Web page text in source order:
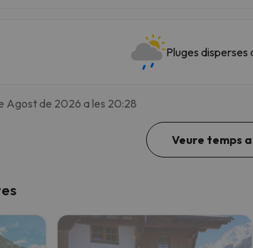
Pluges
Agost de 2026 a les 20:28
Veure temps